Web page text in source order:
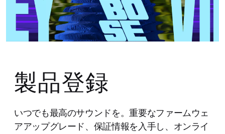
製品登録
いつでも最高のサウンドを。重要なファームウェ
アアップグレード、保証情報を入手し、オンライ